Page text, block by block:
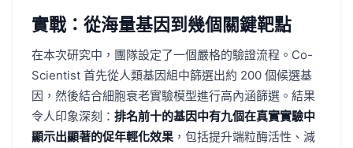
實戰：從海量基因到幾個關鍵靶點
在本次研究中，團隊設定了一個嚴格的驗證流程。Co-
Scientist 首先從人類基因組中篩選出約 200 個候選基
因，然後結合細胞衰老實驗模型進行高內涵篩選。結果
令人印象深刻： 排名前十的基因中有九個在真實實驗中
顯示出顯著的促年輕化效果 ，包括提升端粒酶活性、減